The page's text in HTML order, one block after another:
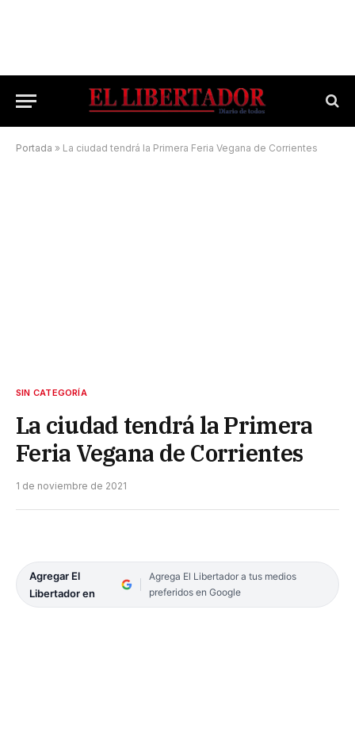
Portada » La ciudad tendrá la Primera Feria Vegana de Corrientes
SIN CATEGORÍA
La ciudad tendrá la Primera
Feria Vegana de Corrientes
1 de noviembre de 2021
Agregar El
Libertador en
Agrega El Libertador a tus medios
preferidos en Google